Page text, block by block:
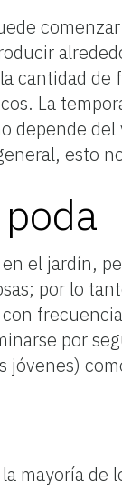
cantidad
La
depende
esto
el jardín,
por lo
por
jóvenes)
mayoría